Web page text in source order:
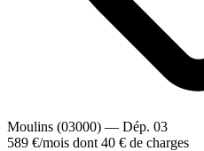
Moulins (03000) — Dép. 03
589 €/mois dont 40 € de charges